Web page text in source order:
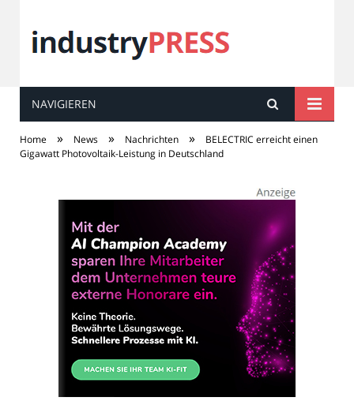
industryPRESS
NAVIGIEREN
Home » News » Nachrichten »
BELECTRIC erreicht einen
Gigawatt Photovoltaik-Leistung in Deutschland